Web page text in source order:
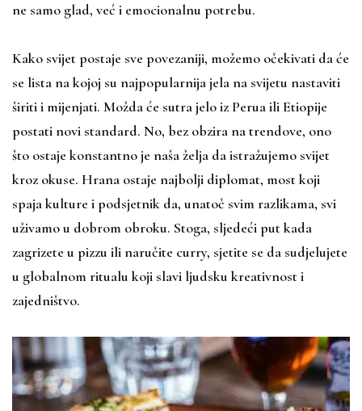
ne samo glad, već i emocionalnu potrebu.
Kako svijet postaje sve povezaniji, možemo očekivati da će
se lista na kojoj su najpopularnija jela na svijetu nastaviti
širiti i mijenjati. Možda će sutra jelo iz Perua ili Etiopije
postati novi standard. No, bez obzira na trendove, ono
što ostaje konstantno je naša želja da istražujemo svijet
kroz okuse. Hrana ostaje najbolji diplomat, most koji
spaja kulture i podsjetnik da, unatoč svim razlikama, svi
uživamo u dobrom obroku. Stoga, sljedeći put kada
zagrizete u pizzu ili naručite curry, sjetite se da sudjelujete
u globalnom ritualu koji slavi ljudsku kreativnost i
zajedništvo.